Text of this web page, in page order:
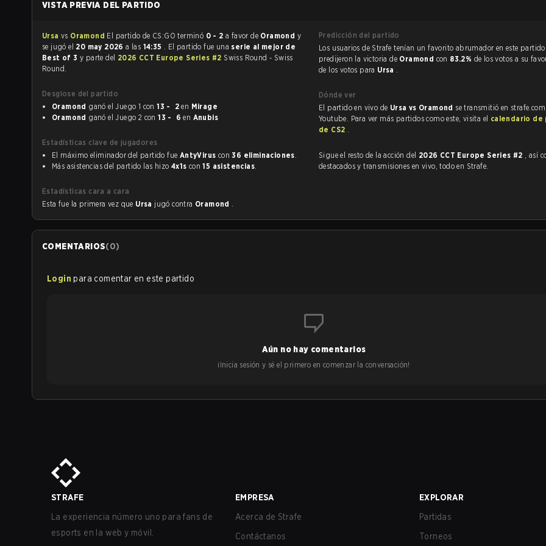
VISTA PREVIA DEL PARTIDO
Ursa vs Oramond El partido de CS:GO terminó 0 - 2 a favor de Oramond y
se jugó el 20 may 2026a las 14:35 . El partido fue una serie al mejor de
Best of 3 y parte del 2026 CCT Europe Series #2 Swiss Round - Swiss
Round.
Desglose del partido
Oramond
ganó el Juego 1 con 13 - 2en Mirage
Oramond
ganó el Juego 2 con 13 - 6 en Anubis
Estadísticas clave de jugadores
El máximo eliminador del partido fue AntyVirus con36 eliminaciones.
Más asistencias del partido las hizo 4x1s con15 asistencias.
Estadísticas cara a cara
Esta fue la primera vez que Ursa jugó contra Oramond .
Predicción del partido
Los usuarios de Strafe tenían un favorito abrumador en este partido, y
predijeron la victoria de Oramond con 83.2% de los votos a su
de los votos para Ursa .
Dónde ver
El partido en vivo de Ursa vs Oramond se transmitió en
Youtube. Para ver más partidos como este, visita el calendario
de CS2 .
Sigue el resto de la acción del 2026 CCT Europe Series #2 , así
destacados y transmisiones en vivo, todo en Strafe.
COMENTARIOS(0)
Login para comentar en este partido
Aún no hay comentarios
¡Inicia sesión y sé el primero en comenzar la conversación!
STRAFE
La experiencia número uno para fans de
esports en la web y móvil.
EMPRESA
Acerca de Strafe
Contáctanos
EXPLORAR
Partidas
Torneos